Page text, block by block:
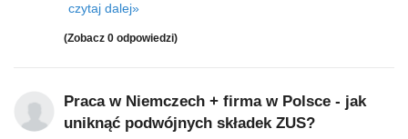
czytaj dalej»
(Zobacz 0 odpowiedzi)
Praca w Niemczech + firma w Polsce - jak
uniknąć podwójnych składek ZUS?